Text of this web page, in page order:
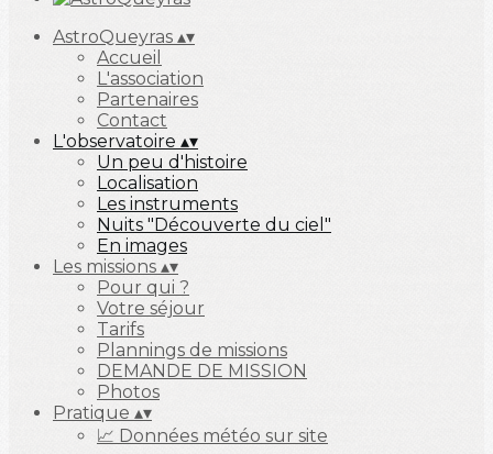
AstroQueyras ▴▾
Accueil
L'association
Partenaires
Contact
L'observatoire ▴▾
Un peu d'histoire
Localisation
Les instruments
Nuits "Découverte du ciel"
En images
Les missions ▴▾
Pour qui ?
Votre séjour
Tarifs
Plannings de missions
DEMANDE DE MISSION
Photos
Pratique ▴▾
📈 Données météo sur site